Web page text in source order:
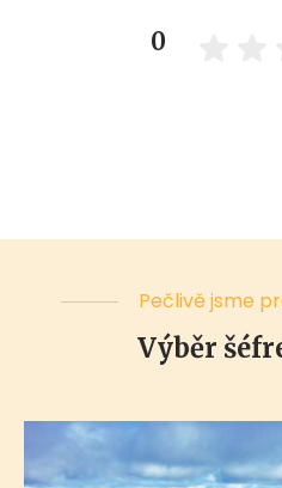
0
Pečlivě jsme
Výběr